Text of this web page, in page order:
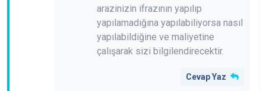
arazinizin ifrazının yapılıp
yapılamadığına yapılabiliyorsa nasıl
yapılabildiğine ve maliyetine
çalışarak sizi bilgilendirecektir.
Cevap Yaz